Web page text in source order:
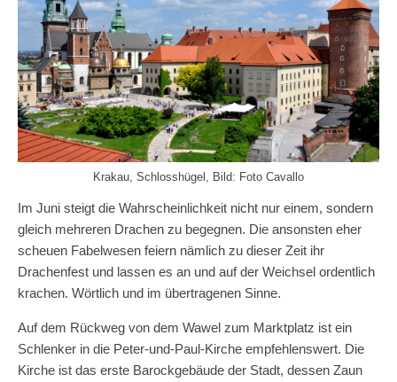
Krakau, Schlosshügel, Bild: Foto Cavallo
Im Juni steigt die Wahrscheinlichkeit nicht nur einem, sondern
gleich mehreren Drachen zu begegnen. Die ansonsten eher
scheuen Fabelwesen feiern nämlich zu dieser Zeit ihr
Drachenfest und lassen es an und auf der Weichsel ordentlich
krachen. Wörtlich und im übertragenen Sinne.
Auf dem Rückweg von dem Wawel zum Marktplatz ist ein
Schlenker in die Peter-und-Paul-Kirche empfehlenswert. Die
Kirche ist das erste Barockgebäude der Stadt, dessen Zaun